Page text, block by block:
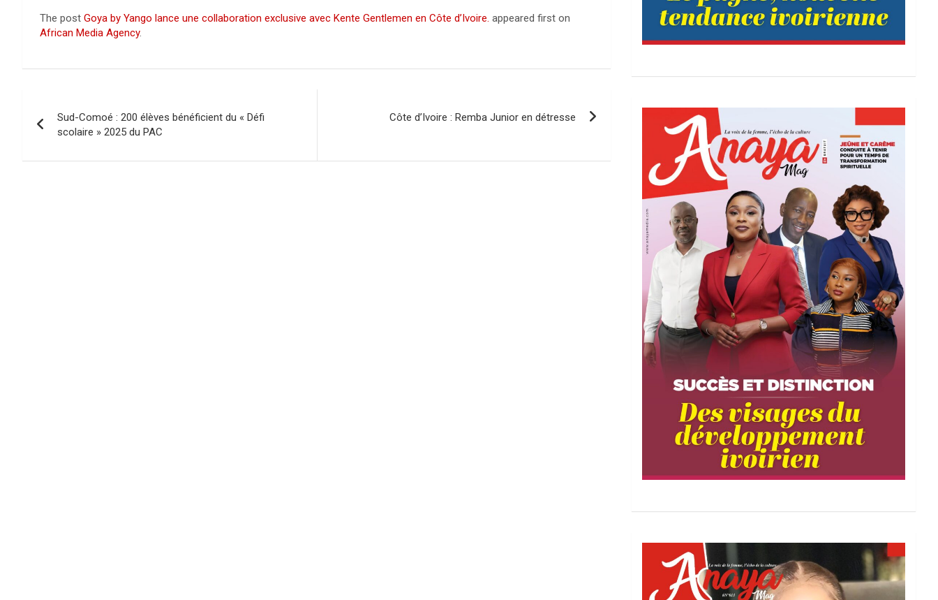
The post Goya by Yango lance une collaboration exclusive avec Kente Gentlemen en Côte d’Ivoire. appeared first on
African Media Agency.
de
l’article
Sud-Comoé : 200 élèves bénéficient du « Défi
scolaire » 2025 du PAC
Côte d’Ivoire : Remba Junior en détresse